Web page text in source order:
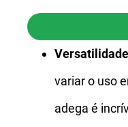
Versatilidade
variar o uso
adega é